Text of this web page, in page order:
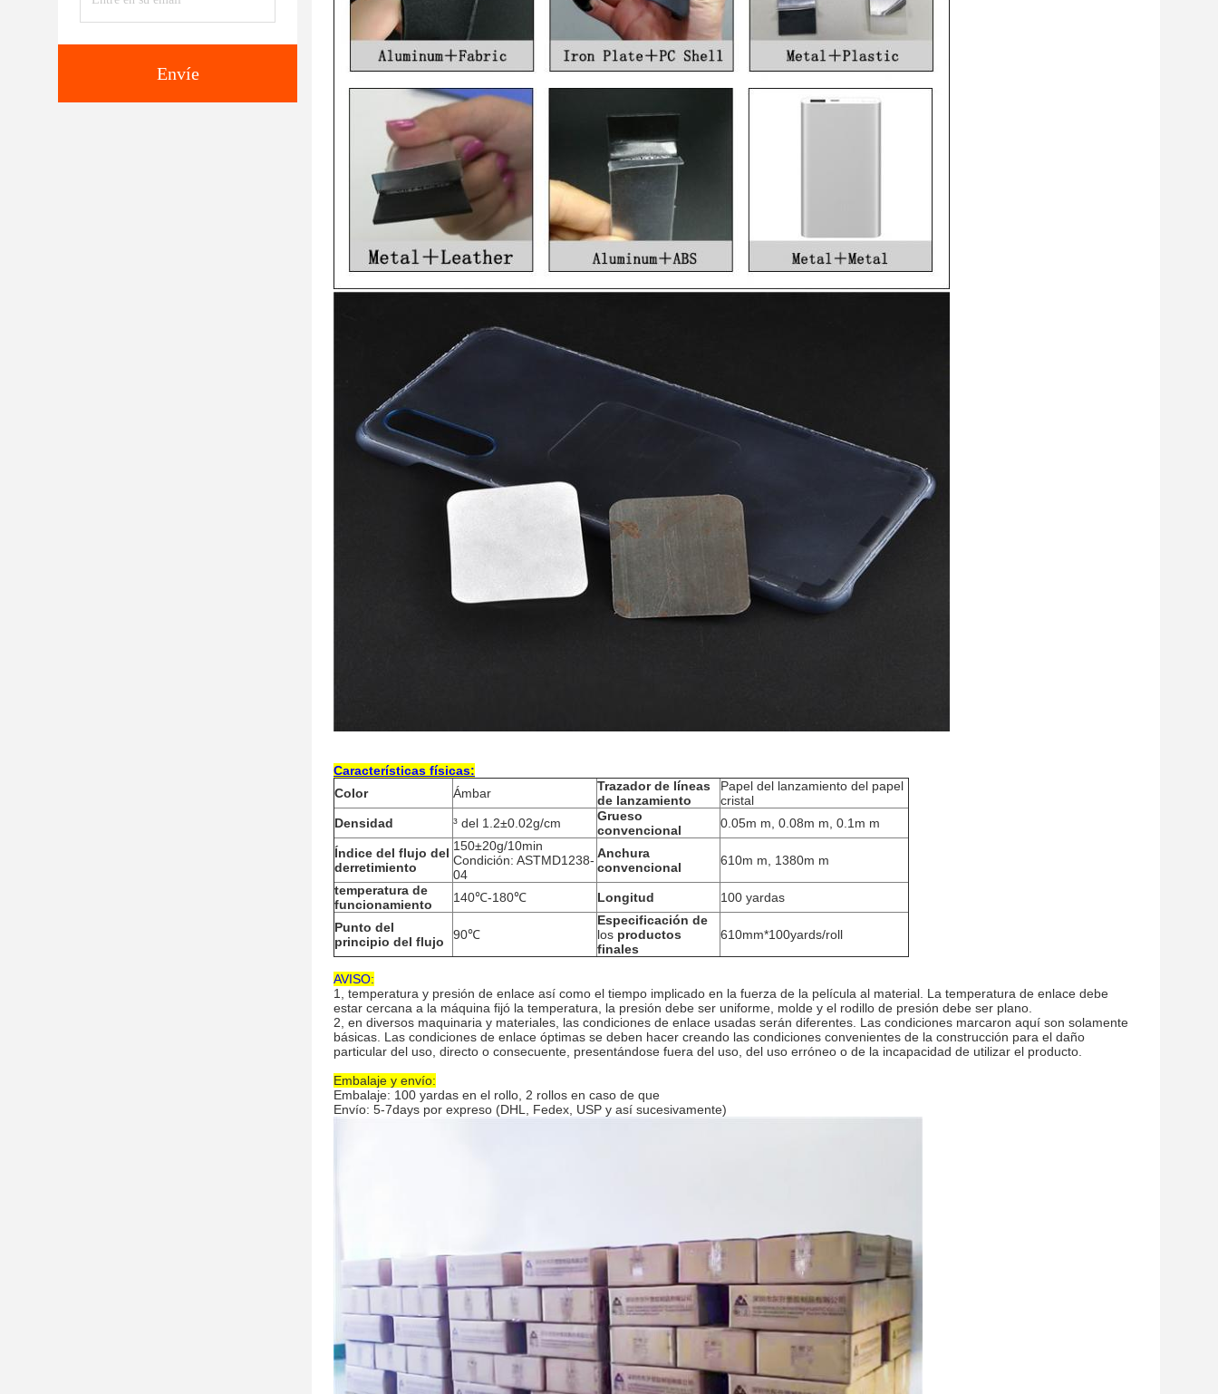
Envíe
Características físicas:
Color
Ámbar
Trazador de líneas
de lanzamiento
Papel del lanzamiento del papel
cristal
Densidad
³ del 1.2±0.02g/cm
Grueso
convencional
0.05m m, 0.08m m, 0.1m m
Índice del flujo del
derretimiento
150±20g/10min
Condición: ASTMD1238-
04
Anchura
convencional
610m m, 1380m m
temperatura de
funcionamiento
140℃-180℃ Longitud 100 yardas
Punto del
principio del flujo
90℃
Especificación de
los productos
finales
610mm*100yards/roll
AVISO:
1, temperatura y presión de enlace así como el tiempo implicado en la fuerza de la película al material. La temperatura de enlace debe
estar cercana a la máquina fijó la temperatura, la presión debe ser uniforme, molde y el rodillo de presión debe ser plano.
2, en diversos maquinaria y materiales, las condiciones de enlace usadas serán diferentes. Las condiciones marcaron aquí son solamente
básicas. Las condiciones de enlace óptimas se deben hacer creando las condiciones convenientes de la construcción para el daño
particular del uso, directo o consecuente, presentándose fuera del uso, del uso erróneo o de la incapacidad de utilizar el producto.
Embalaje y envío:
Embalaje: 100 yardas en el rollo, 2 rollos en caso de que
Envío: 5-7days por expreso (DHL, Fedex, USP y así sucesivamente)